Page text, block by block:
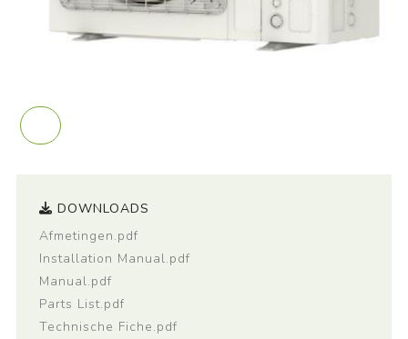
DOWNLOADS
Afmetingen.pdf
Installation Manual.pdf
Manual.pdf
Parts List.pdf
Technische Fiche.pdf